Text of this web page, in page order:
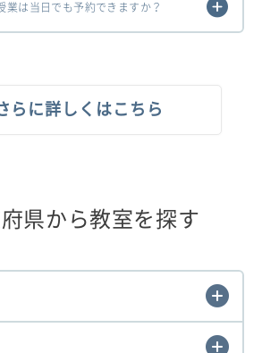
業は当日でも予約できますか？
らに詳しくはこちら
県から教室を探す